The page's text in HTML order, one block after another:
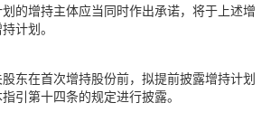
划的增持主体应当同时作出承诺，将于上述增
计划。
东在首次增持股份前，拟提前披露增持计划
引第十四条的规定进行披露。